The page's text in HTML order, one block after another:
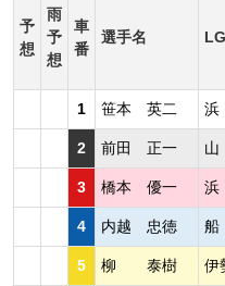
予
想
雨
予
想
車
番
選手名 LG
1 笹本 英二
2 前田 正一
3 橋本 優一
4 内越 忠徳
5 柳 泰樹 伊